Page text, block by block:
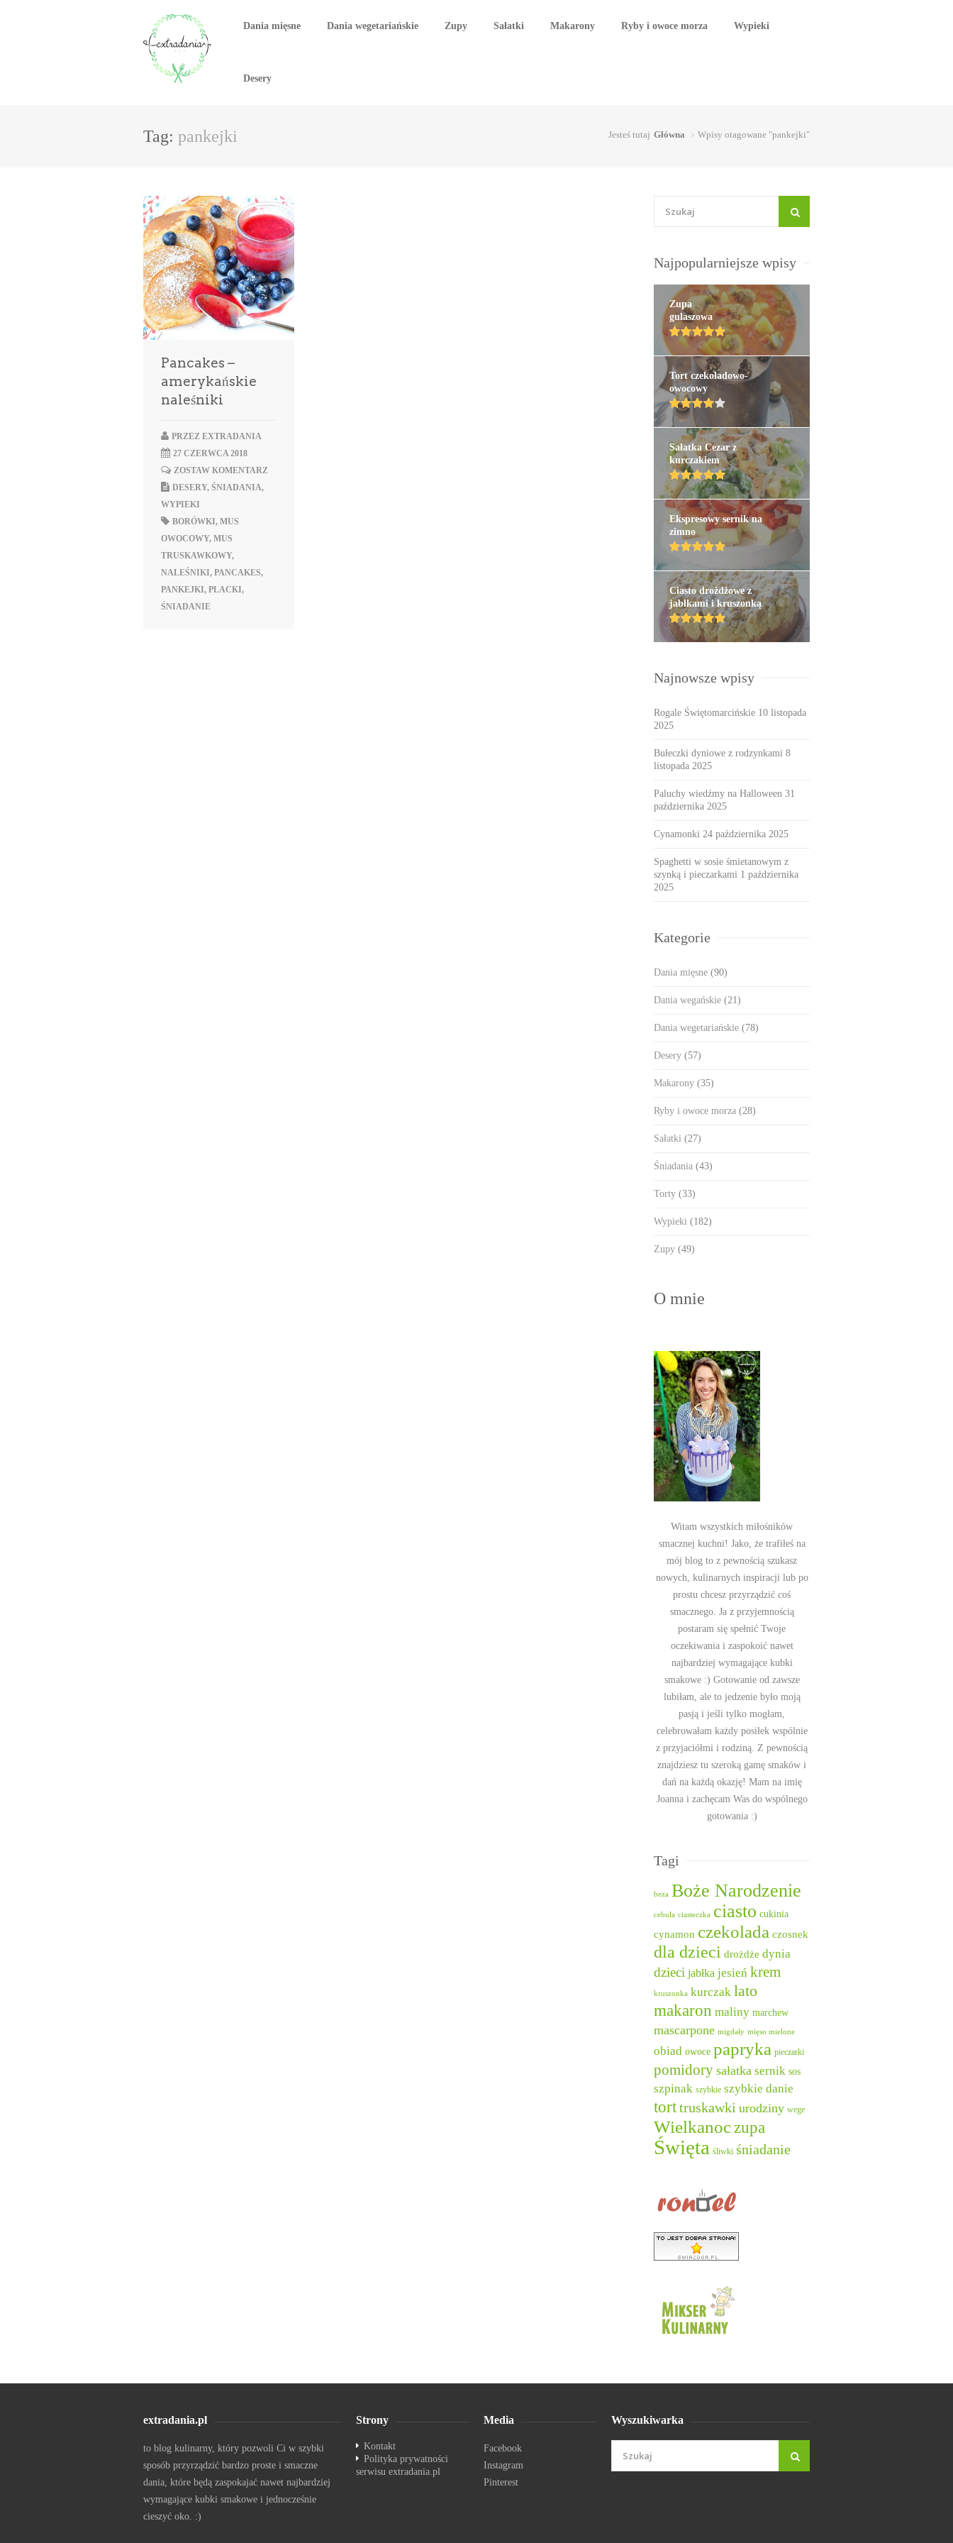
Dania mięsne Dania wegetariańskie Zupy Sałatki Makarony Ryby i owoce morza Wypieki
Desery
Tag: pankejki Jesteś tutaj Główna Wpisy otagowane "pankejki"
Pancakes –
amerykańskie
naleśniki
PRZEZ EXTRADANIA
27 CZERWCA 2018
ZOSTAW KOMENTARZ
DESERY, ŚNIADANIA,
WYPIEKI
BORÓWKI, MUS
OWOCOWY, MUS
TRUSKAWKOWY,
NALEŚNIKI, PANCAKES,
PANKEJKI, PLACKI,
ŚNIADANIE
Najpopularniejsze wpisy
Zupa
gulaszowa
Tort czekoladowo-
owocowy
Sałatka Cezar z
kurczakiem
Ekspresowy sernik na
zimno
Ciasto drożdżowe z
jabłkami i kruszonką
Najnowsze wpisy
Rogale Świętomarcińskie 10 listopada
2025
Bułeczki dyniowe z rodzynkami 8
listopada 2025
Paluchy wiedźmy na Halloween 31
października 2025
Cynamonki 24 października 2025
Spaghetti w sosie śmietanowym z
szynką i pieczarkami 1 października
2025
Kategorie
Dania mięsne (90)
Dania wegańskie (21)
Dania wegetariańskie (78)
Desery (57)
Makarony (35)
Ryby i owoce morza (28)
Sałatki (27)
Śniadania (43)
Torty (33)
Wypieki (182)
Zupy (49)
O mnie
Witam wszystkich miłośników
smacznej kuchni! Jako, że trafiłeś na
mój blog to z pewnością szukasz
nowych, kulinarnych inspiracji lub po
prostu chcesz przyrządzić coś
smacznego. Ja z przyjemnością
postaram się spełnić Twoje
oczekiwania i zaspokoić nawet
najbardziej wymagające kubki
smakowe :) Gotowanie od zawsze
lubiłam, ale to jedzenie było moją
pasją i jeśli tylko mogłam,
celebrowałam każdy posiłek wspólnie
z przyjaciółmi i rodziną. Z pewnością
znajdziesz tu szeroką gamę smaków i
dań na każdą okazję! Mam na imię
Joanna i zachęcam Was do wspólnego
gotowania :)
Tagi
beza Boże Narodzenie
cebula ciasteczka ciasto cukinia
cynamon czekolada czosnek
dla dzieci drożdże dynia
dzieci jabłka jesień krem
kruszonka kurczak lato
makaron maliny marchew
mascarpone migdały mięso mielone
obiad owoce papryka pieczarki
pomidory sałatka sernik sos
szpinak szybkie szybkie danie
torttruskawki urodziny wege
Wielkanoczupa
Święta śliwki śniadanie
extradania.pl
to blog kulinarny, który pozwoli Ci w szybki
sposób przyrządzić bardzo proste i smaczne
dania, które będą zaspokajać nawet najbardziej
wymagające kubki smakowe i jednocześnie
cieszyć oko. :)
Strony
Kontakt
Polityka prywatności
serwisu extradania.pl
Media
Facebook
Instagram
Pinterest
Wyszukiwarka